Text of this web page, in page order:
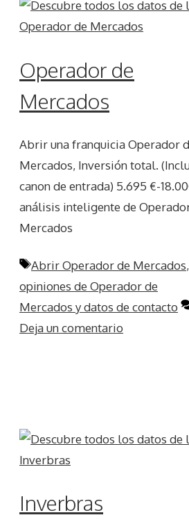
Operador de
Mercados
Abrir una franquicia Operador
Mercados, Inversión total.
canon de entrada) 5.695 €-
análisis inteligente de
Mercados
Etiquetas
Abrir Operador de Mercados,
opiniones de Operador de
Mercados y datos de contacto
Deja un comentario
Inverbras